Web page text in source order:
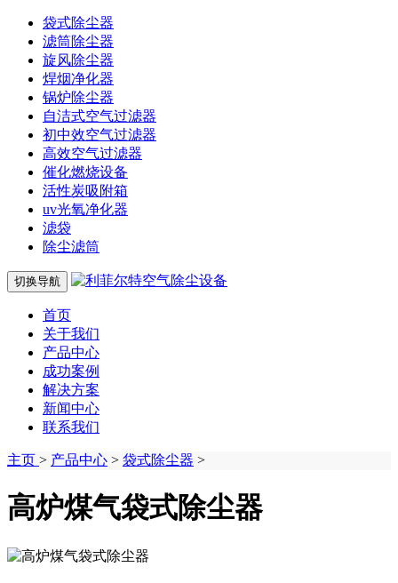
袋式除尘器
滤筒除尘器
旋风除尘器
焊烟净化器
锅炉除尘器
自洁式空气过滤器
初中效空气过滤器
高效空气过滤器
催化燃烧设备
活性炭吸附箱
uv光氧净化器
滤袋
除尘滤筒
切换导航
首页
关于我们
产品中心
成功案例
解决方案
新闻中心
联系我们
主页 > 产品中心 > 袋式除尘器 >
高炉煤气袋式除尘器